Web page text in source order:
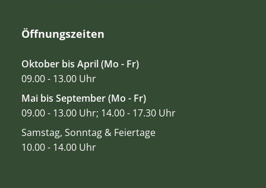
Öffnungszeiten
Oktober bis April (Mo - Fr)
09.00 - 13.00 Uhr
Mai bis September (Mo - Fr)
09.00 - 13.00 Uhr; 14.00 - 17.30 Uhr
Samstag, Sonntag & Feiertage
10.00 - 14.00 Uhr